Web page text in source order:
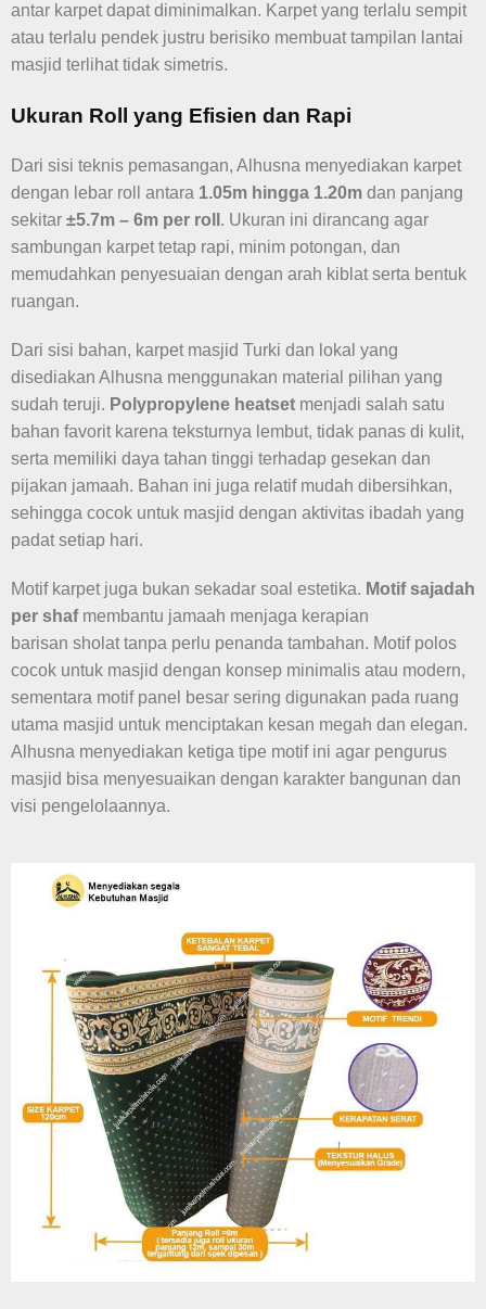
antar karpet dapat diminimalkan. Karpet yang terlalu sempit
atau terlalu pendek justru berisiko membuat tampilan lantai
masjid terlihat tidak simetris.
Ukuran Roll yang Efisien dan Rapi
Dari sisi teknis pemasangan, Alhusna menyediakan karpet
dengan lebar roll antara 1.05m hingga 1.20m dan panjang
sekitar ±5.7m – 6m per roll . Ukuran ini dirancang agar
sambungan karpet tetap rapi, minim potongan, dan
memudahkan penyesuaian dengan arah kiblat serta bentuk
ruangan.
Dari sisi bahan, karpet masjid Turki dan lokal yang
disediakan Alhusna menggunakan material pilihan yang
sudah teruji. Polypropylene heatset menjadi salah satu
bahan favorit karena teksturnya lembut, tidak panas di kulit,
serta memiliki daya tahan tinggi terhadap gesekan dan
pijakan jamaah. Bahan ini juga relatif mudah dibersihkan,
sehingga cocok untuk masjid dengan aktivitas ibadah yang
padat setiap hari.
Motif karpet juga bukan sekadar soal estetika. Motif sajadah
per shafmembantu jamaah menjaga kerapian
barisan sholat tanpa perlu penanda tambahan. Motif polos
cocok untuk masjid dengan konsep minimalis atau modern,
sementara motif panel besar sering digunakan pada ruang
utama masjid untuk menciptakan kesan megah dan elegan.
Alhusna menyediakan ketiga tipe motif ini agar pengurus
masjid bisa menyesuaikan dengan karakter bangunan dan
visi pengelolaannya.